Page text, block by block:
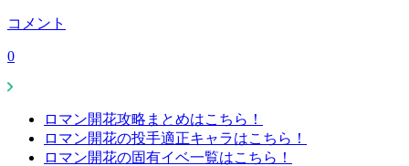
コメント
0
ロマン開花攻略まとめはこちら！
ロマン開花の投手適正キャラはこちら！
ロマン開花の固有イベ一覧はこちら！